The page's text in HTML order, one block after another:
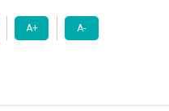
A+ A-